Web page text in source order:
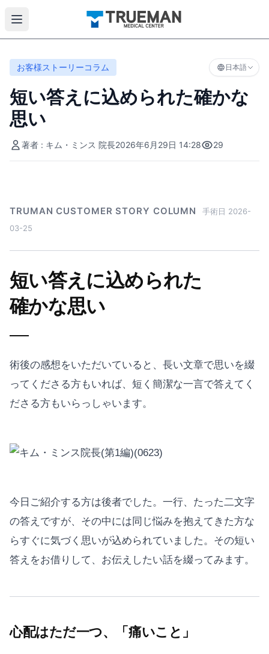
お客様ストーリーコラム 日本語
短い答えに込められた確かな
思い
著者 : キム・ミンス 院長2026年6月29日 14:28 29
TRUMAN CUSTOMER STORY COLUMN
手術日 2026-
03-25
短い答えに込められた
確かな思い
術後の感想をいただいていると、長い文章で思いを綴
ってくださる方もいれば、短く簡潔な一言で答えてく
ださる方もいらっしゃいます。
今日ご紹介する方は後者でした。一行、たった二文字
の答えですが、その中には同じ悩みを抱えてきた方な
らすぐに気づく思いが込められていました。その短い
答えをお借りして、お伝えしたい話を綴ってみます。
心配はただ一つ、「痛いこと」